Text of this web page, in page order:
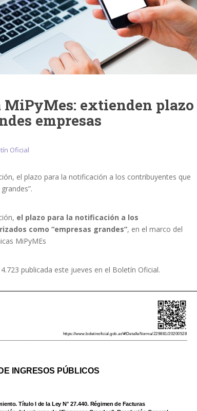
extienden plazo
empresas
Oficial
el plazo para la notificación a los contribuyentes que
el plazo para la notificación a los
como “empresas grandes”, en el marco del
MiPyMEs
publicada este jueves en el Boletín Oficial.